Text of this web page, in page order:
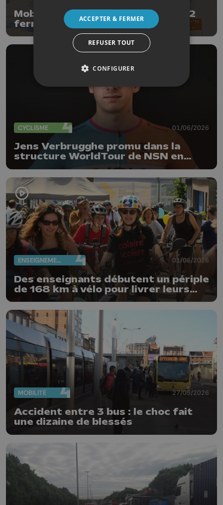
Mobilité : la liaison E25-E40/A602
fermée 5 nuits pour l’entretien
trimestriel
CYCLISME 01/06/2026
Jens Verbrugghe promu dans la
structure WorldTour de NSN en
2027
ENSEIGNEMENT 01/06/2026
Des enseignants débutent un périple
de 168 km à vélo pour livrer leurs
revendications
MOBILITÉ 27/05/2026
Accident entre 3 bus : le choc fait
une dizaine de blessés
ACCEPTER & FERMER
REFUSER TOUT
CONFIGURER